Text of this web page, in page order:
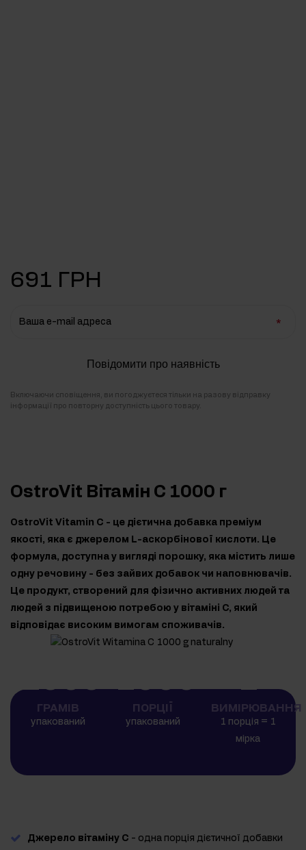
691 ГРН
Ваша e-mail адреса
Повідомити про наявність
Включаючи сповіщення, ви погоджуєтеся тільки на разову відправку
інформації про повторну доступність цього товару.
OstroVit Вітамін С 1000 г
OstroVit Vitamin C - це дієтична добавка преміум
якості, яка є джерелом L-аскорбінової кислоти. Це
формула, доступна у вигляді порошку, яка містить лише
одну речовину - без зайвих добавок чи наповнювачів.
Це продукт, створений для фізично активних людей та
людей з підвищеною потребою у вітаміні С, який
відповідає високим вимогам споживачів.
1000
ГРАМІВ
упакований
1000
ПОРЦІЇ
упакований
1
ВИМІРЮВАННЯ
1 порція = 1
мірка
Джерело вітаміну С - одна порція дієтичної добавки